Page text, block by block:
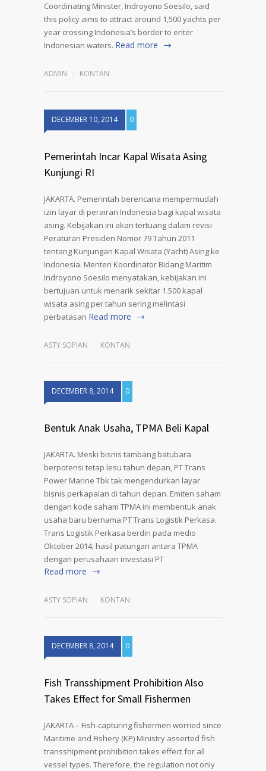
Coordinating Minister, Indroyono Soesilo, said
this policy aims to attract around 1,500 yachts per
year crossing Indonesia’s border to enter
Indonesian waters. Read more
ADMIN KONTAN
DECEMBER 10, 2014 0
Pemerintah Incar Kapal Wisata Asing
Kunjungi RI
JAKARTA. Pemerintah berencana mempermudah
izin layar di perairan Indonesia bagi kapal wisata
asing. Kebijakan ini akan tertuang dalam revisi
Peraturan Presiden Nomor 79 Tahun 2011
tentang Kunjungan Kapal Wisata (Yacht) Asing ke
Indonesia. Menteri Koordinator Bidang Maritim
Indroyono Soesilo menyatakan, kebijakan ini
bertujuan untuk menarik sekitar 1.500 kapal
wisata asing per tahun sering melintasi
perbatasan Read more
ASTY SOPIAN KONTAN
DECEMBER 8, 2014 0
Bentuk Anak Usaha, TPMA Beli Kapal
JAKARTA. Meski bisnis tambang batubara
berpotensi tetap lesu tahun depan, PT Trans
Power Marine Tbk tak mengendurkan layar
bisnis perkapalan di tahun depan. Emiten saham
dengan kode saham TPMA ini membentuk anak
usaha baru bernama PT Trans Logistik Perkasa.
Trans Logistik Perkasa berdiri pada medio
Oktober 2014, hasil patungan antara TPMA
dengan perusahaan investasi PT
Read more
ASTY SOPIAN KONTAN
DECEMBER 8, 2014 0
Fish Transshipment Prohibition Also
Takes Effect for Small Fishermen
JAKARTA – Fish-capturing fishermen worried since
Maritime and Fishery (KP) Ministry asserted fish
transshipment prohibition takes effect for all
vessel types. Therefore, the regulation not only